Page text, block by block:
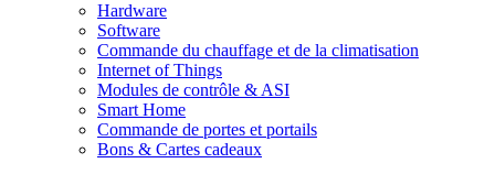
Hardware
Software
Commande du chauffage et de la climatisation
Internet of Things
Modules de contrôle & ASI
Smart Home
Commande de portes et portails
Bons & Cartes cadeaux